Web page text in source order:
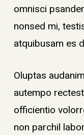
omnisci
nonsed mi,
atquibusam es
Oluptas
autempo
officientio
non parchil